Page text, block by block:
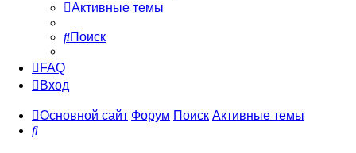
Активные темы
Поиск
FAQ
Вход
Основной сайт Форум Поиск Активные темы
Поиск